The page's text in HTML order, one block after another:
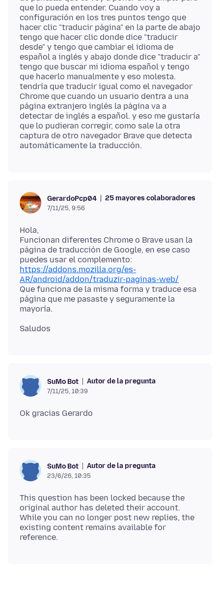
que lo pueda entender. Cuando voy a
configuración en los tres puntos tengo que
hacer clic "traducir página" en la parte de abajo
tengo que hacer clic donde dice "traducir
desde" y tengo que cambiar el idioma de
español a inglés y abajo donde dice "traducir a"
tengo que buscar mi idioma español y tengo
que hacerlo manualmente y eso molesta.
tendría que traducir igual como el navegador
Chrome que cuando un usuario dentra a una
página extranjero inglés la página va a
detectar de inglés a español. y eso me gustaría
que lo pudieran corregir, como sale la otra
captura de otro navegador Brave que detecta
GerardoPcp04 25 mayores colaboradores
7/11/25, 9:56
Hola,
Funcionan diferentes Chrome o Brave usan la
página de traducción de Google, en ese caso
https://addons.mozilla.org/es-
AR/android/addon/traduzir-paginas-web/
Que funciona de la misma forma y traduce esa
página que me pasaste y seguramente la
SuMo Bot Autor de la pregunta
7/11/25, 10:39
SuMo Bot Autor de la pregunta
23/6/26, 10:35
This question has been locked because the
original author has deleted their account.
While you can no longer post new replies, the
existing content remains available for